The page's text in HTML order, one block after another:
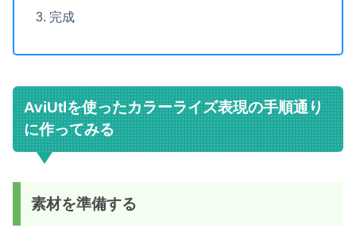
完成
AviUtlを使ったカラーライズ表現の手順通り
に作ってみる
素材を準備する